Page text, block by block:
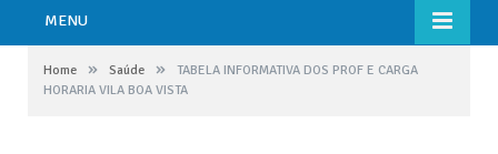
MENU
Home » Saúde »
TABELA INFORMATIVA DOS PROF E CARGA
HORARIA VILA BOA VISTA